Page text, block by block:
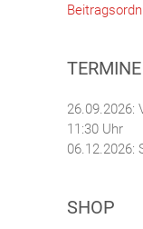
TERMINE
26.09.2026:
11:30 Uhr
06.12.2026:
SHOP